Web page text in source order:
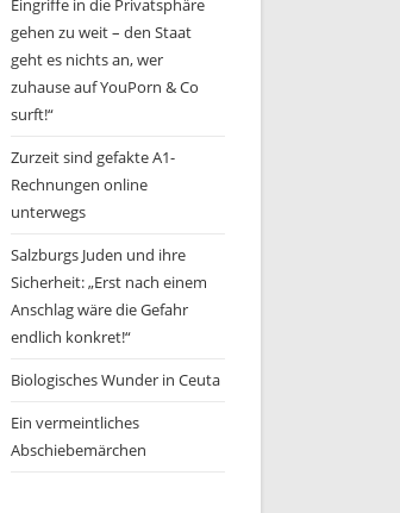
Eingriffe in die Privatsphäre
gehen zu weit – den Staat
geht es nichts an, wer
zuhause auf YouPorn & Co
surft!“
Zurzeit sind gefakte A1-
Rechnungen online
unterwegs
Salzburgs Juden und ihre
Sicherheit: „Erst nach einem
Anschlag wäre die Gefahr
endlich konkret!“
Biologisches Wunder in Ceuta
Ein vermeintliches
Abschiebemärchen